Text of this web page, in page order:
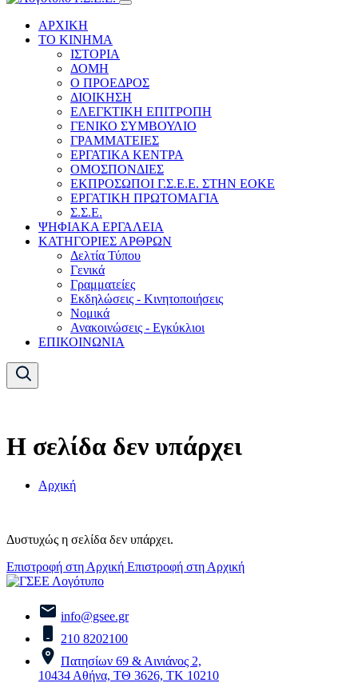
ΑΡΧΙΚΗ
ΤΟ ΚΙΝΗΜΑ
ΙΣΤΟΡΙΑ
ΔΟΜΗ
Ο ΠΡΟΕΔΡΟΣ
ΔΙΟΙΚΗΣΗ
ΕΛΕΓΚΤΙΚΗ ΕΠΙΤΡΟΠΗ
ΓΕΝΙΚΟ ΣΥΜΒΟΥΛΙΟ
ΓΡΑΜΜΑΤΕΙΕΣ
ΕΡΓΑΤΙΚΑ ΚΕΝΤΡΑ
ΟΜΟΣΠΟΝΔΙΕΣ
ΕΚΠΡΟΣΩΠΟΙ Γ.Σ.Ε.Ε. ΣΤΗΝ ΕΟΚΕ
ΕΡΓΑΤΙΚΗ ΠΡΩΤΟΜΑΓΙΑ
Σ.Σ.Ε.
ΨΗΦΙΑΚΑ ΕΡΓΑΛΕΙΑ
ΚΑΤΗΓΟΡΙΕΣ ΑΡΘΡΩΝ
Δελτία Τύπου
Γενικά
Γραμματείες
Εκδηλώσεις - Κινητοποιήσεις
Νομικά
Ανακοινώσεις - Εγκύκλιοι
ΕΠΙΚΟΙΝΩΝΙΑ
Η σελίδα δεν υπάρχει
Αρχική
Δυστυχώς η σελίδα δεν υπάρχει.
Επιστροφή στη Αρχική Επιστροφή στη Αρχική
info@gsee.gr
210 8202100
Πατησίων 69 & Αινιάνος 2,
10434 Αθήνα, ΤΘ 3626, ΤΚ 10210